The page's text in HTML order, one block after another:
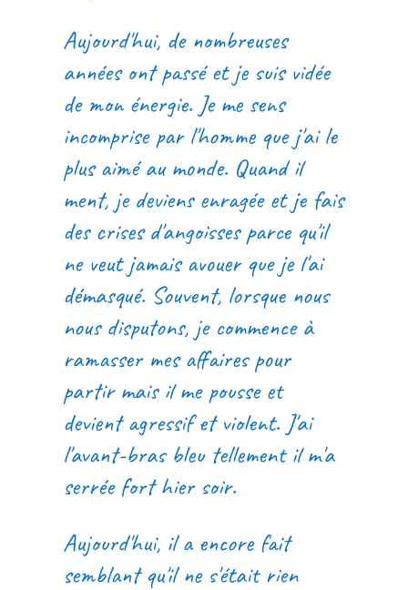
Aujourd'hui, de nombreuses
années ont passé et je suis vidée
de mon énergie. Je me sens
incomprise par l'homme que j'ai le
plus aimé au monde. Quand il
ment, je deviens enragée et je fais
des crises d'angoisses parce qu'il
ne veut jamais avouer que je l'ai
démasqué. Souvent, lorsque nous
nous disputons, je commence à
ramasser mes affaires pour
partir mais il me pousse et
devient agressif et violent. J'ai
l'avant-bras bleu tellement il m'a
serrée fort hier soir.
Aujourd'hui, il a encore fait
semblant qu'il ne s'était rien